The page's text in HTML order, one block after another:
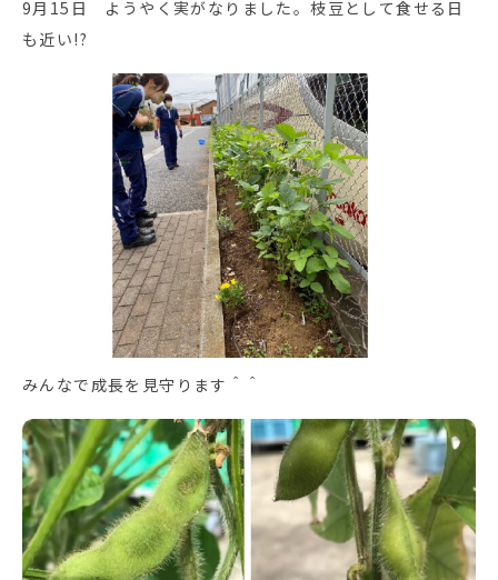
9月15日 ようやく実がなりました。枝豆として食せる日
も近い!?
みんなで成長を見守ります＾＾